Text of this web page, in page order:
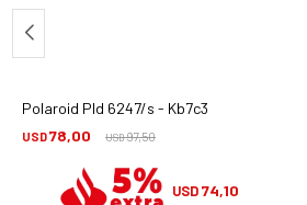
Polaroid Pld 6247/s - Kb7c3
USD78,00 USD97,50
USD74,10